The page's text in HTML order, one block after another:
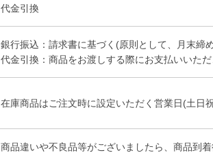
代金引換
銀行振込：請求書に基づく(原則として、月末締
代金引換：商品をお渡しする際にお支払いいただ
在庫商品はご注文時に設定いただく営業日(土日
商品違いや不良品等がございましたら、商品到